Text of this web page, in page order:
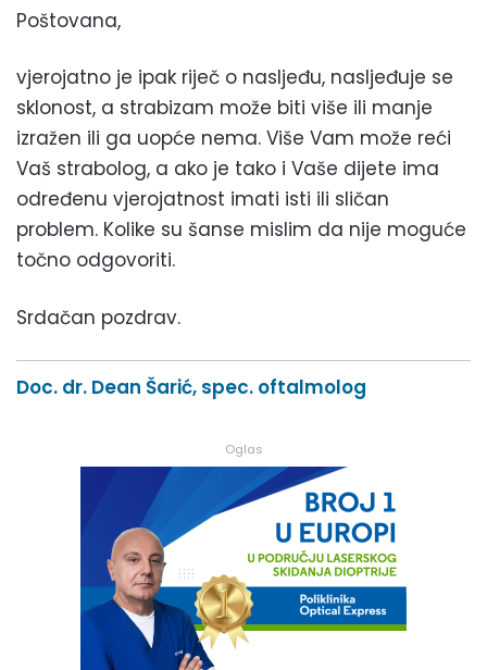
Poštovana,
vjerojatno je ipak riječ o nasljeđu, nasljeđuje se
sklonost, a strabizam može biti više ili manje
izražen ili ga uopće nema. Više Vam može reći
Vaš strabolog, a ako je tako i Vaše dijete ima
određenu vjerojatnost imati isti ili sličan
problem. Kolike su šanse mislim da nije moguće
točno odgovoriti.
Srdačan pozdrav.
Doc. dr. Dean Šarić, spec. oftalmolog
Oglas